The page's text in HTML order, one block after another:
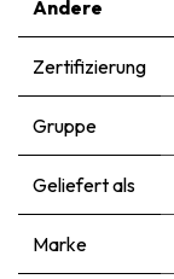
Andere
Zertifizierung
Gruppe
Geliefert als
Marke